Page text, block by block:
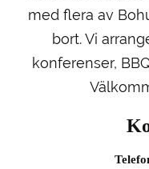
med flera av
bort. Vi
konferenser,